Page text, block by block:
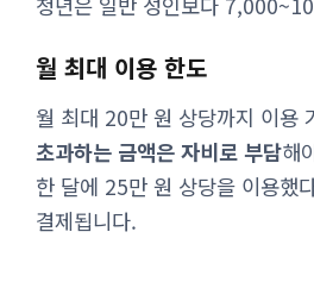
월 최대 이용 한도
월 최대 20만 원 상당까지 이용
초과하는 금액은 자비로 부담해
한 달에 25만 원 상당을 이용했
결제됩니다.